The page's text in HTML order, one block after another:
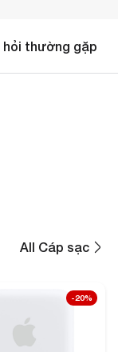
hỏi thường gặp
All Cáp sạc
-20%